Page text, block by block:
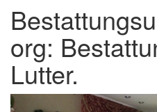
org:
Lutter.